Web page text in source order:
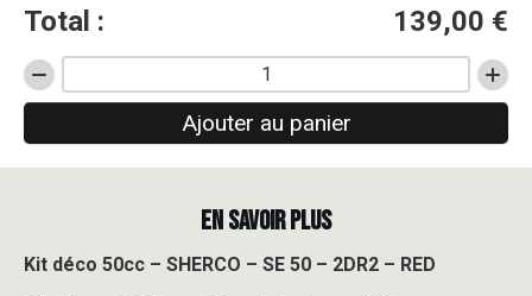
Total : 139,00 €
quantité
de
50cc
SE
Ajouter au panier
EN SAVOIR PLUS
Kit déco 50cc – SHERCO – SE 50 – 2DR2 – RED